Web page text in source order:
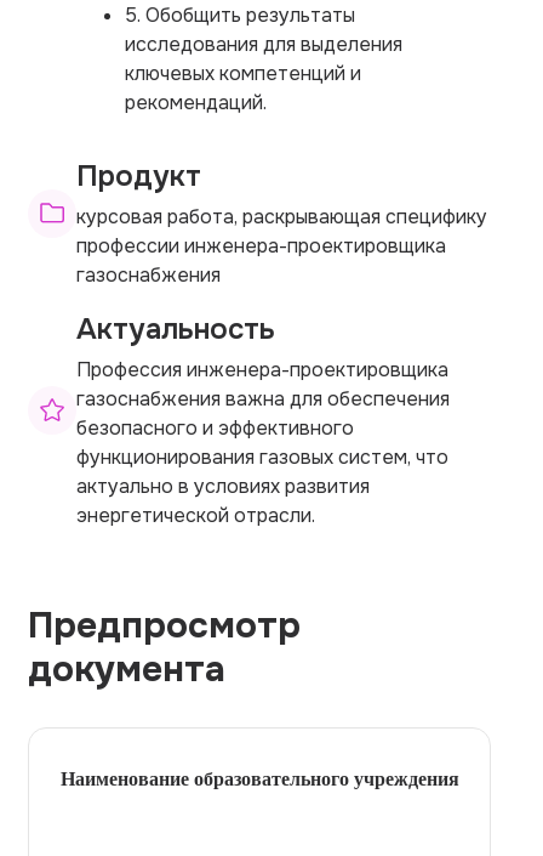
5. Обобщить результаты
исследования для выделения
ключевых компетенций и
рекомендаций.
Продукт
курсовая работа, раскрывающая специфику
профессии инженера-проектировщика
газоснабжения
Актуальность
Профессия инженера-проектировщика
газоснабжения важна для обеспечения
безопасного и эффективного
функционирования газовых систем, что
актуально в условиях развития
энергетической отрасли.
Предпросмотр
документа
Наименование образовательного учреждения